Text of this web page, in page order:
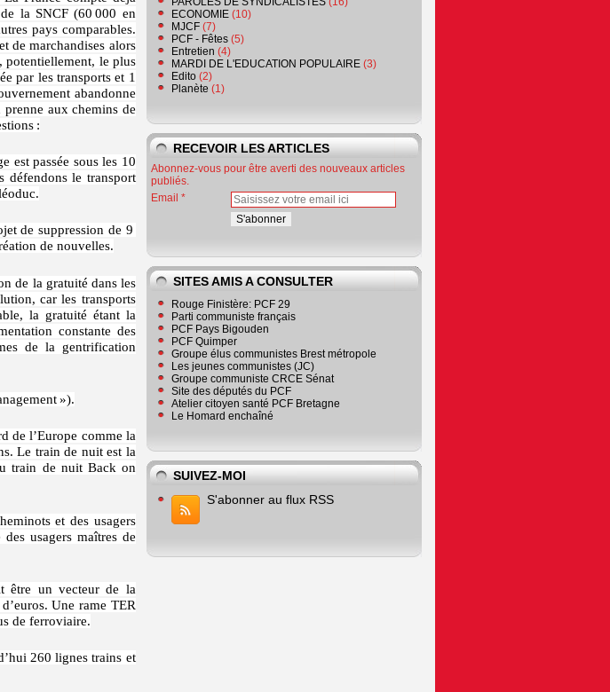
la SNCF (60 000 en
pays comparables.
de marchandises alors
potentiellement, le plus
par les transports et 1
abandonne
prenne aux chemins de
:
est passée sous les 10
défendons le transport
de suppression de 9
de nouvelles.
de la gratuité dans les
car les transports
la gratuité étant la
constante des
de la gentrification
»).
de l’Europe comme la
Le train de nuit est la
train de nuit Back on
et des usagers
usagers maîtres de
être un vecteur de la
Une rame TER
de ferroviaire.
260 lignes trains et
ECONOMIE (10)
MJCF (7)
PCF - Fêtes (5)
Entretien (4)
MARDI DE L'EDUCATION POPULAIRE (3)
Edito (2)
Planète (1)
RECEVOIR LES ARTICLES
Abonnez-vous pour être averti des nouveaux articles
publiés.
Email
SITES AMIS A CONSULTER
Rouge Finistère: PCF 29
Parti communiste français
PCF Pays Bigouden
PCF Quimper
Groupe élus communistes Brest métropole
Les jeunes communistes (JC)
Groupe communiste CRCE Sénat
Site des députés du PCF
Atelier citoyen santé PCF Bretagne
Le Homard enchaîné
SUIVEZ-MOI
S'abonner au flux RSS